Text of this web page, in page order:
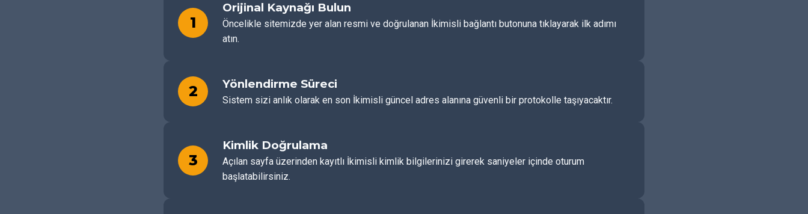
1
Orijinal Kaynağı Bulun
Öncelikle sitemizde yer alan resmi ve doğrulanan İkimisli bağlantı butonuna tıklayarak ilk adımı
atın.
2 Yönlendirme Süreci
Sistem sizi anlık olarak en son İkimisli güncel adres alanına güvenli bir protokolle taşıyacaktır.
3
Kimlik Doğrulama
Açılan sayfa üzerinden kayıtlı İkimisli kimlik bilgilerinizi girerek saniyeler içinde oturum
başlatabilirsiniz.